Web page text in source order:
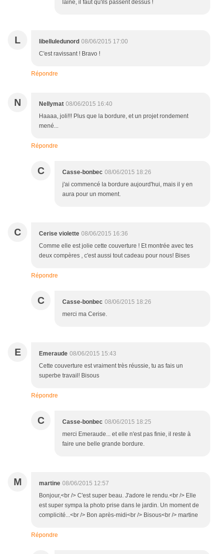
laine, il faut qu'ils passent dessus !
L libelluledunord 08/06/2015 17:00
C'est ravissant ! Bravo !
Répondre
N Nellymat 08/06/2015 16:40
Haaaa, joli!!! Plus que la bordure, et un projet rondement
mené...
Répondre
C Casse-bonbec 08/06/2015 18:26
j'ai commencé la bordure aujourd'hui, mais il y en
aura pour un moment.
C Cerise violette 08/06/2015 16:36
Comme elle est jolie cette couverture ! Et montrée avec tes
deux compères , c'est aussi tout cadeau pour nous! Bises
Répondre
C Casse-bonbec 08/06/2015 18:26
merci ma Cerise.
E Emeraude 08/06/2015 15:43
Cette couverture est vraiment très réussie, tu as fais un
superbe travail! Bisous
Répondre
C Casse-bonbec 08/06/2015 18:25
merci Emeraude... et elle n'est pas finie, il reste à
faire une belle grande bordure.
M martine 08/06/2015 12:57
Bonjour,<br /> C'est super beau. J'adore le rendu.<br /> Elle
est super sympa la photo prise dans le jardin. Un moment de
complicité...<br /> Bon après-midi<br /> Bisous<br /> martine
Répondre